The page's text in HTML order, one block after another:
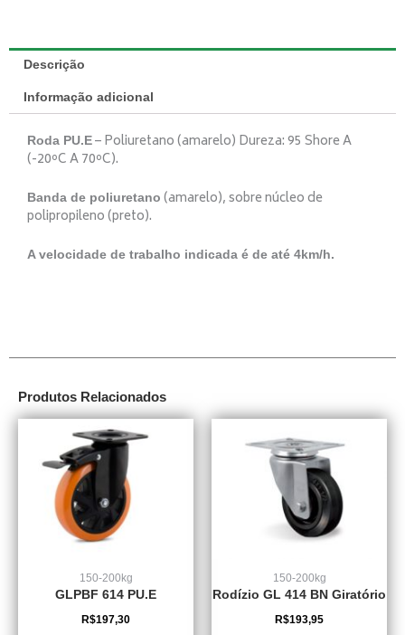
Descrição
Informação adicional
Roda PU.E – Poliuretano (amarelo) Dureza: 95 Shore A
(-20ºC A 70ºC).
Banda de poliuretano (amarelo), sobre núcleo de
polipropileno (preto).
A velocidade de trabalho indicada é de até 4km/h.
Produtos Relacionados
150-200kg
GLPBF 614 PU.E
R$197,30
150-200kg
Rodízio GL 414 BN Giratório
R$193,95